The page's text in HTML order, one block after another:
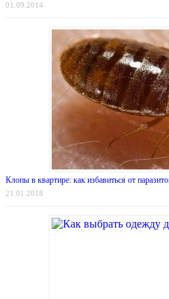
01.09.2014
Клопы в квартире: как избавиться от
21.01.2018